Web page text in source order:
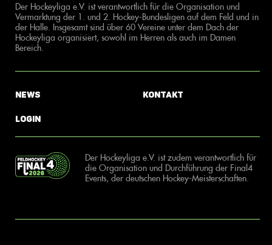
Der Hockeyliga e.V. ist verantwortlich für die Organisation und
Vermarktung der 1. und 2. Hockey-Bundesligen auf dem Feld und in
der Halle. Insgesamt sind über 60 Vereine unter dem Dach der
Hockeyliga organisiert, sowohl im Herren als auch im Damen
Bereich.
News
Login
Kontakt
Der Hockeyliga e.V. ist zudem verantwortlich für
die Organisation und Durchführung der Final4
Events, der deutschen Hockey-Meisterschaften.